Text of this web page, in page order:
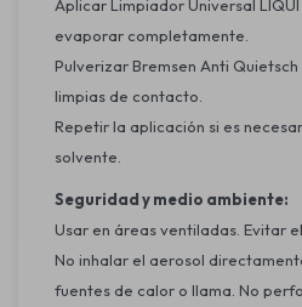
Aplicar Limpiador Universal
evaporar completamente.
Pulverizar Bremsen Anti
limpias de contacto.
Repetir la aplicación si es
solvente.
Seguridad y medio ambiente:
Usar en áreas ventiladas. Evitar
No inhalar el aerosol
fuentes de calor o llama. No